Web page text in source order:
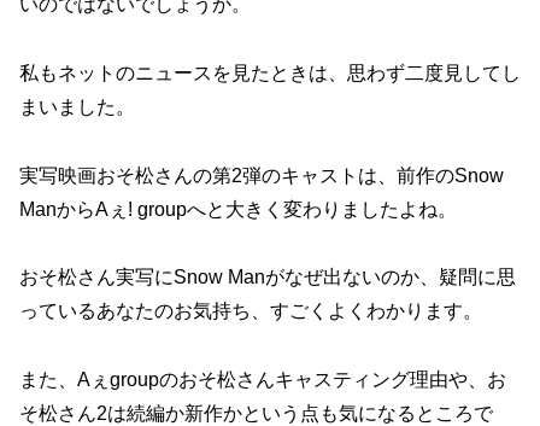
いのではないでしょうか。
私もネットのニュースを見たときは、思わず二度見してし
まいました。
実写映画おそ松さんの第2弾のキャストは、前作のSnow
ManからAぇ! groupへと大きく変わりましたよね。
おそ松さん実写にSnow Manがなぜ出ないのか、疑問に思
っているあなたのお気持ち、すごくよくわかります。
また、Aぇgroupのおそ松さんキャスティング理由や、お
そ松さん2は続編か新作かという点も気になるところで